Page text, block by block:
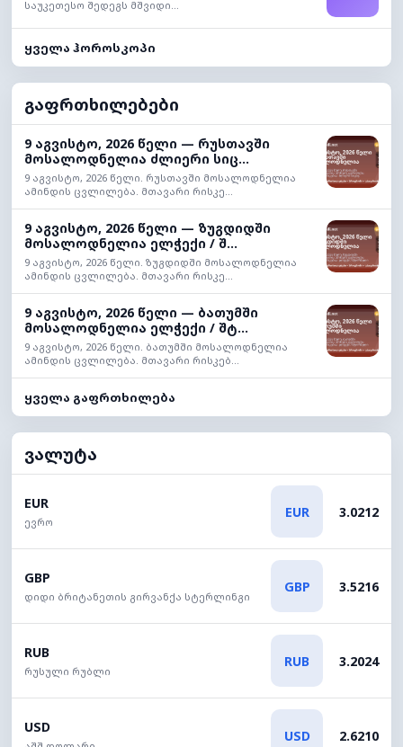
საუკეთესო შედეგს მშვიდი...
ყველა ჰოროსკოპი
გაფრთხილებები
9 აგვისტო, 2026 წელი — რუსთავში
მოსალოდნელია ძლიერი სიც...
9 აგვისტო, 2026 წელი. რუსთავში მოსალოდნელია
ამინდის ცვლილება. მთავარი რისკე...
9 აგვისტო, 2026 წელი — ზუგდიდში
მოსალოდნელია ელჭექი / შ...
9 აგვისტო, 2026 წელი. ზუგდიდში მოსალოდნელია
ამინდის ცვლილება. მთავარი რისკე...
9 აგვისტო, 2026 წელი — ბათუმში
მოსალოდნელია ელჭექი / შტ...
9 აგვისტო, 2026 წელი. ბათუმში მოსალოდნელია
ამინდის ცვლილება. მთავარი რისკებ...
ყველა გაფრთხილება
ვალუტა
EUR
ევრო
EUR 3.0212
GBP
დიდი ბრიტანეთის გირვანქა სტერლინგი
GBP 3.5216
RUB
რუსული რუბლი
RUB 3.2024
USD
USD 2.6210